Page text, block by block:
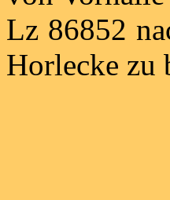
Lz 86852
Horlecke zu